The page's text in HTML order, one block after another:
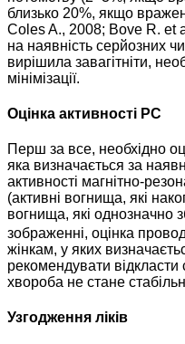
близько 20%, якщо
Coles A., 2008; Bove R.
на наявність серйозних
вирішила завагітніти,
мінімізації.
Оцінка активності РС
Перш за все, необхідно
яка визначається за
активності магнітно-
(активні вогнища, які
вогнища, які однозначно
зображенні, оцінка
жінкам, у яких
рекомендувати відкласти
хвороба не стане
Узгодження ліків